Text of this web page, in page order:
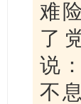
难
了
说
不